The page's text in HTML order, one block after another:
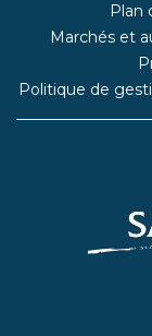
Plan
Marchés et
Politique de